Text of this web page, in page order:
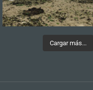
Cargar más...